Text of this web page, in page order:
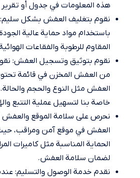
هذه المعلومات في جدول أو تقرير
نقوم بتغليف العفش بشكل
باستخدام مواد حماية عالية
المقاوم للرطوبة والفقاعات
نقوم بتوثيق وتسجيل العفش:
من العفش المخزن في قائمة
العفش مثل النوع والحجم
خاصة بنا لتسهيل عملية التتبع
نحرص على سلامة الموقع والعفش
العفش في موقع آمن ومراقب،
الحماية المناسبة مثل كاميرات
لضمان سلامة العفش.
نقدم خدمة الوصول والتسليم: